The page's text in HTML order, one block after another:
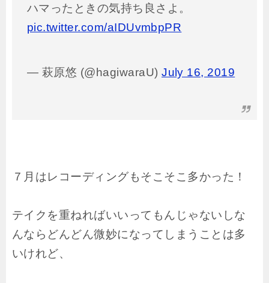
ハマったときの気持ち良さよ。
pic.twitter.com/aIDUvmbpPR
— 萩原悠 (@hagiwaraU)July 16, 2019
７月はレコーディングもそこそこ多かった！
テイクを重ねればいいってもんじゃないしな
んならどんどん微妙になってしまうことは多
いけれど、